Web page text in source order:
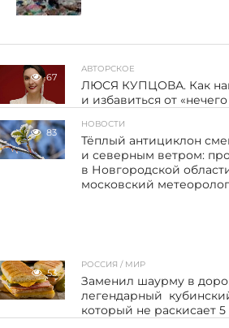
67
АВТОРСКОЕ
ЛЮСЯ КУПЦОВА. Как
и избавиться от
83
НОВОСТИ
Тёплый антициклон
и северным ветром:
в Новгородской
московский метеоролог
53
РОССИЯ / МИР
Заменил шаурму в
легендарный
который не раскисает 5